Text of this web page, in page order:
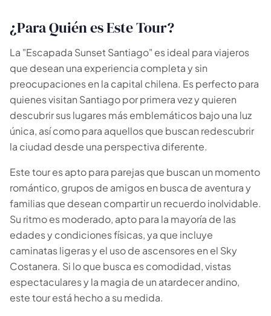
¿Para Quién es Este Tour?
La "Escapada Sunset Santiago" es ideal para viajeros
que desean una experiencia completa y sin
preocupaciones en la capital chilena. Es perfecto para
quienes visitan Santiago por primera vez y quieren
descubrir sus lugares más emblemáticos bajo una luz
única, así como para aquellos que buscan redescubrir
la ciudad desde una perspectiva diferente.
Este tour es apto para parejas que buscan un momento
romántico, grupos de amigos en busca de aventura y
familias que desean compartir un recuerdo inolvidable.
Su ritmo es moderado, apto para la mayoría de las
edades y condiciones físicas, ya que incluye
caminatas ligeras y el uso de ascensores en el Sky
Costanera. Si lo que busca es comodidad, vistas
espectaculares y la magia de un atardecer andino,
este tour está hecho a su medida.
🗓 1 día 📅 2 a 3 días
📅 4 a 6 días 🤷 Aún no lo sé
Todas las experiencias 54resultados
🗓 Tours 1 día 37 📦 Paquetes varios días